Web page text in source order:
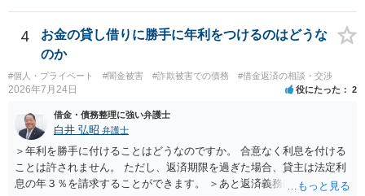
はそもそも事案を把握できていないようですので、御相談の案件につ
いては弁護士として能力不足なのかもしれません。相手にしない方が
良いと思います。ただ、仮想通貨詐欺の被害回復は現実的には難しい
かもしれません。
4
お金の貸し借りに勝手に年利をつけるのはどうな
のか
#個人・プライベート #闇金被害 #詐欺被害での債務 #借金返済の相談・交渉
2026年7月24日 役にたった 2
借金・債務整理に強い弁護士
白井 弘昭 弁護士
＞年利を勝手に付けることはどうなのですか。 合意なく利息を付ける
ことは許されません。 ただし、返済期限を過ぎた場合、貸主は法定利
息の年３％を請求することができます。 ＞あと返済義務はありますか